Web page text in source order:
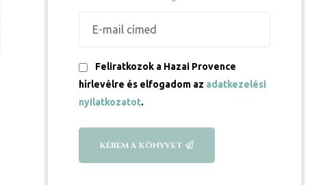
Feliratkozok a Hazai Provence
hírlevélre és elfogadom az adatkezelési
nyilatkozatot.
KÉREM A KÖNYVET